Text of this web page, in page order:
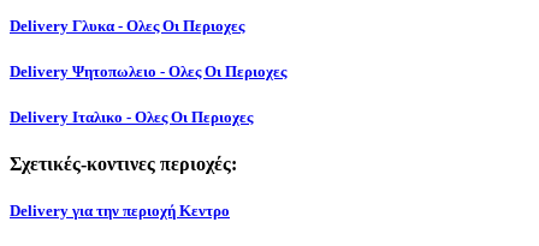
Delivery Γλυκα - Ολες Οι Περιοχες
Delivery Ψητοπωλειο - Ολες Οι Περιοχες
Delivery Ιταλικο - Ολες Οι Περιοχες
Σχετικές-κοντινες περιοχές:
Delivery για την περιοχή Κεντρο